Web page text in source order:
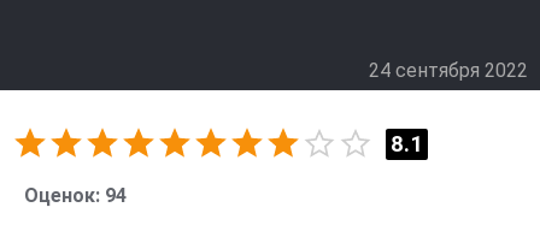
24 сентября 2022
8.1
Оценок: 94